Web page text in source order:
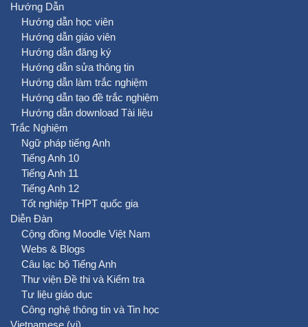
Hướng Dẫn
Hướng dẫn học viên
Hướng dẫn giáo viên
Hướng dẫn đăng ký
Hướng dẫn sửa thông tin
Hướng dẫn làm trắc nghiệm
Hướng dẫn tạo đề trắc nghiệm
Hướng dẫn download Tài liệu
Trắc Nghiệm
Ngữ pháp tiếng Anh
Tiếng Anh 10
Tiếng Anh 11
Tiếng Anh 12
Tốt nghiệp THPT quốc gia
Diễn Đàn
Cộng đồng Moodle Việt Nam
Webs & Blogs
Câu lạc bộ Tiếng Anh
Thư viện Đề thi và Kiểm tra
Tư liệu giáo dục
Công nghệ thông tin và Tin học
Vietnamese ‎(vi)‎